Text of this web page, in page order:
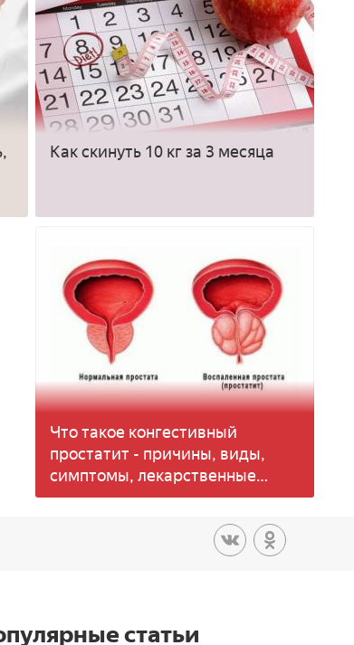
Как скинуть 10 кг за 3 месяца
Что такое конгестивный
простатит - причины, виды,
симптомы, лекарственные
средства и упражнения для
статьи